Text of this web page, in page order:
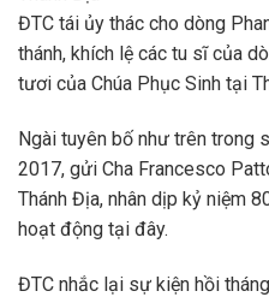
ĐTC tái ủy thác cho dòng
thánh, khích lệ các tu sĩ của
tươi của Chúa Phục Sinh tại
Ngài tuyên bố như trên trong
2017, gửi Cha Francesco
Thánh Địa, nhân dịp kỷ niệm
hoạt động tại đây.
ĐTC nhắc lại sự kiện hồi